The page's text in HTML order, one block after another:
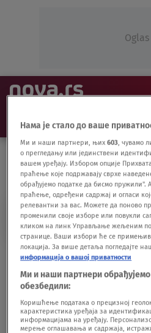
Oglas
NAJNOVIJE VESTI SHOW
ZID ZA
Nakon nekoliko
zavisnik
Ni zatvor ga nije
zid za penjanje
VIDEO19.06.21.
Нама је стало до ваше
Ми и наши партнери, њих603, чувамо
о прегледању или јединствени
вашем уређају. Избором опције
праћење које подржавају сврхе
обрађујемо податке да бисмо пружили".
праћење, одређени садржај и огласи
релевантни за вас. Можете да поново
променили своје изборе или повукли
кликом на линк Управљање жељеним
странице. Ваши избори ће се
локација. За више детаља погледајте
информација о вашој приватности
Ми и наши партнери
обезбедили:
Коришћење података о прецизној
карактеристика уређаја за
информацијама на уређају.
мерење оглашавања и садржаја,